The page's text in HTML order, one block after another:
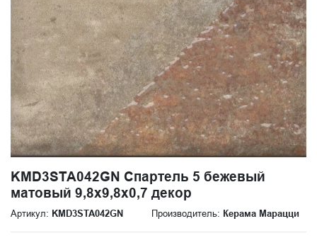
KMD3STA042GN Спартель 5 бежевый
матовый 9,8x9,8x0,7 декор
Артикул: KMD3STA042GN Производитель: Керама Марацци